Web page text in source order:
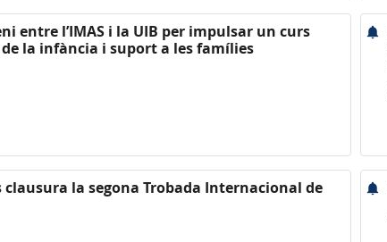
entre l’IMAS i la UIB per impulsar un curs
la infància i suport a les famílies
clausura la segona Trobada Internacional de